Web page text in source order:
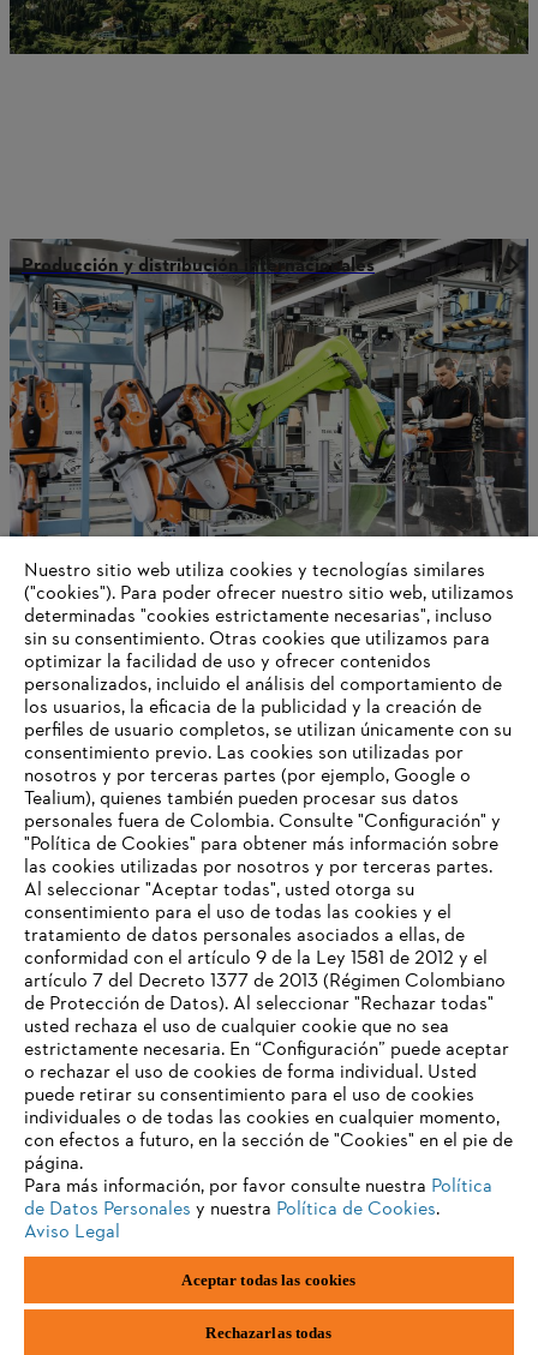
Producción y distribución internacionales
Conexión mundial
Información para proveedores
Productos
Contacto
Carrera profesional
Sistema de denuncia de irregularidades
Política de privacidad
Información sobre cookies
ANDREAS STIHL AG & Co. KG ©2023
Nuestro sitio web utiliza cookies y tecnologías similares
("cookies"). Para poder ofrecer nuestro sitio web, utilizamos
determinadas "cookies estrictamente necesarias", incluso
sin su consentimiento. Otras cookies que utilizamos para
optimizar la facilidad de uso y ofrecer contenidos
personalizados, incluido el análisis del comportamiento de
los usuarios, la eficacia de la publicidad y la creación de
perfiles de usuario completos, se utilizan únicamente con su
consentimiento previo. Las cookies son utilizadas por
nosotros y por terceras partes (por ejemplo, Google o
Tealium), quienes también pueden procesar sus datos
personales fuera de Colombia. Consulte "Configuración" y
"Política de Cookies" para obtener más información sobre
las cookies utilizadas por nosotros y por terceras partes.
Al seleccionar "Aceptar todas", usted otorga su
consentimiento para el uso de todas las cookies y el
tratamiento de datos personales asociados a ellas, de
conformidad con el artículo 9 de la Ley 1581 de 2012 y el
artículo 7 del Decreto 1377 de 2013 (Régimen Colombiano
de Protección de Datos). Al seleccionar "Rechazar todas"
usted rechaza el uso de cualquier cookie que no sea
estrictamente necesaria. En “Configuración” puede aceptar
o rechazar el uso de cookies de forma individual. Usted
puede retirar su consentimiento para el uso de cookies
individuales o de todas las cookies en cualquier momento,
con efectos a futuro, en la sección de "Cookies" en el pie de
página.
Para más información, por favor consulte nuestra Política
de Datos Personales y nuestra Política de Cookies.
Aviso Legal
Aceptar todas las cookies
Rechazarlas todas